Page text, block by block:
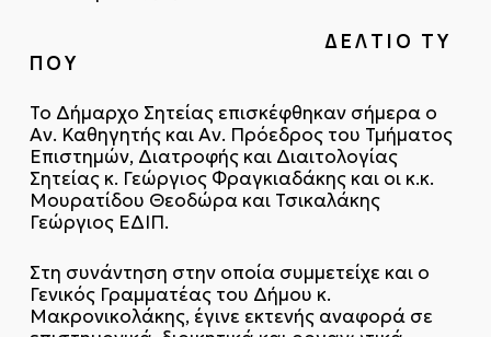
Δ Ε Λ Τ Ι Ο Τ Υ
Π Ο Υ
Το Δήμαρχο Σητείας επισκέφθηκαν σήμερα ο
Αν. Καθηγητής και Αν. Πρόεδρος του Τμήματος
Επιστημών, Διατροφής και Διαιτολογίας
Σητείας κ. Γεώργιος Φραγκιαδάκης και οι κ.κ.
Μουρατίδου Θεοδώρα και Τσικαλάκης
Γεώργιος ΕΔΙΠ.
Στη συνάντηση στην οποία συμμετείχε και ο
Γενικός Γραμματέας του Δήμου κ.
Μακρονικολάκης, έγινε εκτενής αναφορά σε